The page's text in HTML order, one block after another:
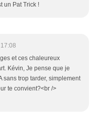
un Pat Trick !
et ces chaleureux
Kévin, Je pense que je
sans trop tarder, simplement
te convient?<br />